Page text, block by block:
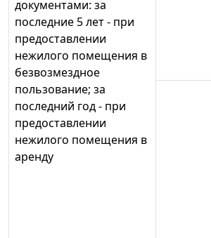
документами: за
последние 5 лет - при
предоставлении
нежилого помещения в
безвозмездное
пользование; за
последний год - при
предоставлении
нежилого помещения в
аренду